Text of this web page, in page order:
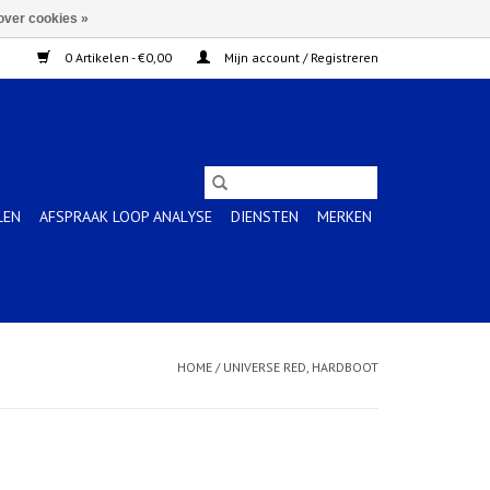
0 Artikelen - €0,00 Mijn account / Registreren
AFSPRAAK LOOP ANALYSE DIENSTEN MERKEN
HOME / UNIVERSE RED, HARDBOOT
cookies »